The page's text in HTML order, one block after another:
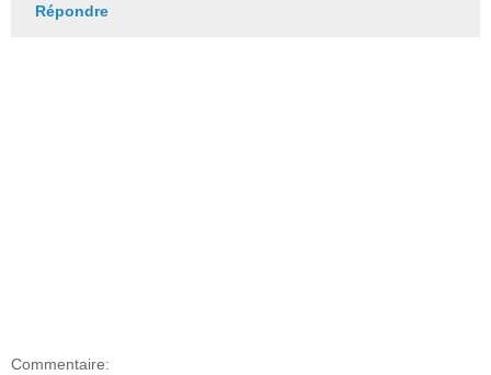
Répondre
Commentaire: